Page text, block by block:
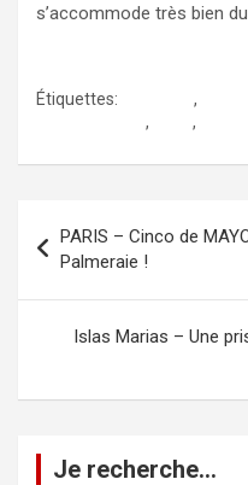
s’accommode très bien
Étiquettes: ,
, ,
de
l’article
PARIS – Cinco de
Palmeraie !
Islas Marias – Une
Je recherche…